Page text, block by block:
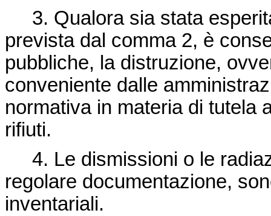
3. Qualora sia stata
prevista dal comma 2, è
pubbliche, la distruzione,
conveniente dalle
normativa in materia di tutela
rifiuti.
4. Le dismissioni o le
regolare documentazione,
inventariali.